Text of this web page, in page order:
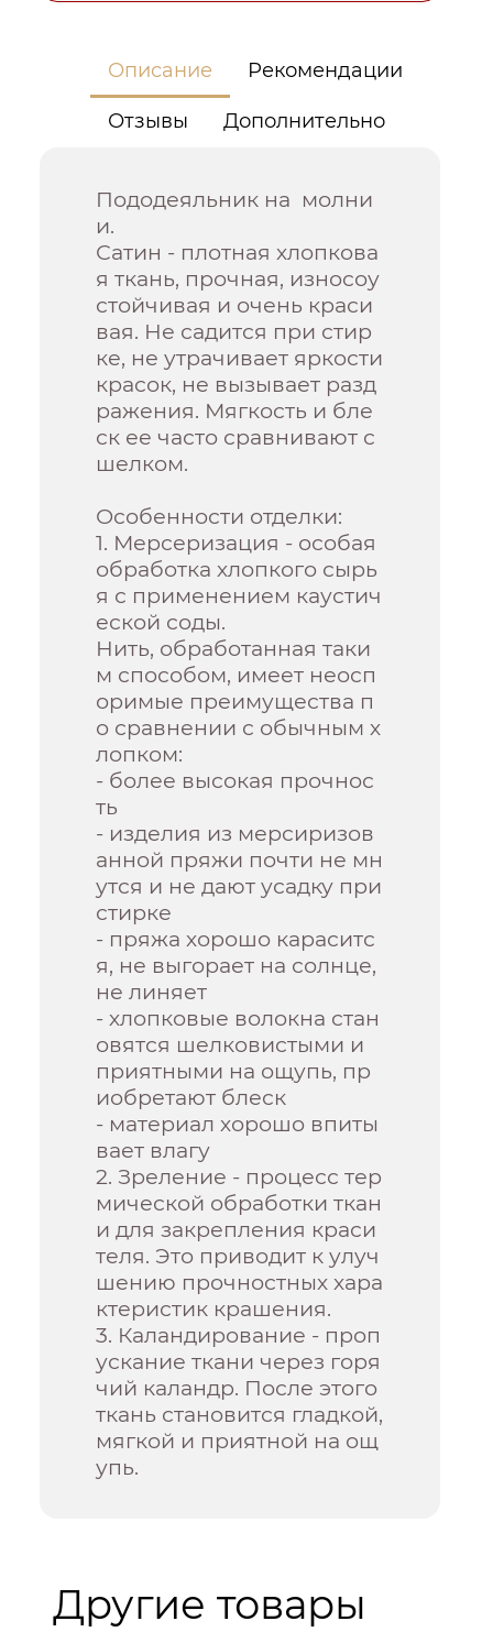
Описание Рекомендации
Отзывы Дополнительно
Пододеяльник на молни
и.
Сатин - плотная хлопкова
я ткань, прочная, износоу
стойчивая и очень краси
вая. Не садится при стир
ке, не утрачивает яркости
красок, не вызывает разд
ражения. Мягкость и бле
ск ее часто сравнивают с
шелком.
Особенности отделки:
1. Мерсеризация - особая
обработка хлопкого сырь
я с применением каустич
еской соды.
Нить, обработанная таки
м способом, имеет неосп
оримые преимущества п
о сравнении с обычным х
лопком:
- более высокая прочнос
ть
- изделия из мерсиризов
анной пряжи почти не мн
утся и не дают усадку при
стирке
- пряжа хорошо караситс
я, не выгорает на солнце,
не линяет
- хлопковые волокна стан
овятся шелковистыми и
приятными на ощупь, пр
иобретают блеск
- материал хорошо впиты
вает влагу
2. Зреление - процесс тер
мической обработки ткан
и для закрепления краси
теля. Это приводит к улуч
шению прочностных хара
ктеристик крашения.
3. Каландирование - проп
ускание ткани через горя
чий каландр. После этого
ткань становится гладкой,
мягкой и приятной на ощ
упь.
Другие товары